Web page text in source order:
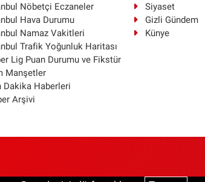
Nöbetçi Eczaneler
Hava Durumu
Namaz Vakitleri
Trafik Yoğunluk Haritası
Lig Puan Durumu ve Fikstür
Manşetler
Dakika Haberleri
Arşivi
Siyaset
Gizli Gündem
Künye